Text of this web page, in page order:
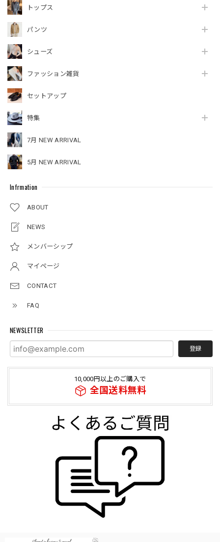
トップス
パンツ
シューズ
ファッション雑貨
セットアップ
特集
7月 NEW ARRIVAL
5月 NEW ARRIVAL
Infrmation
ABOUT
NEWS
メンバーシップ
マイページ
CONTACT
FAQ
NEWSLETTER
登録
10,000円以上のご購入で
全国送料無料